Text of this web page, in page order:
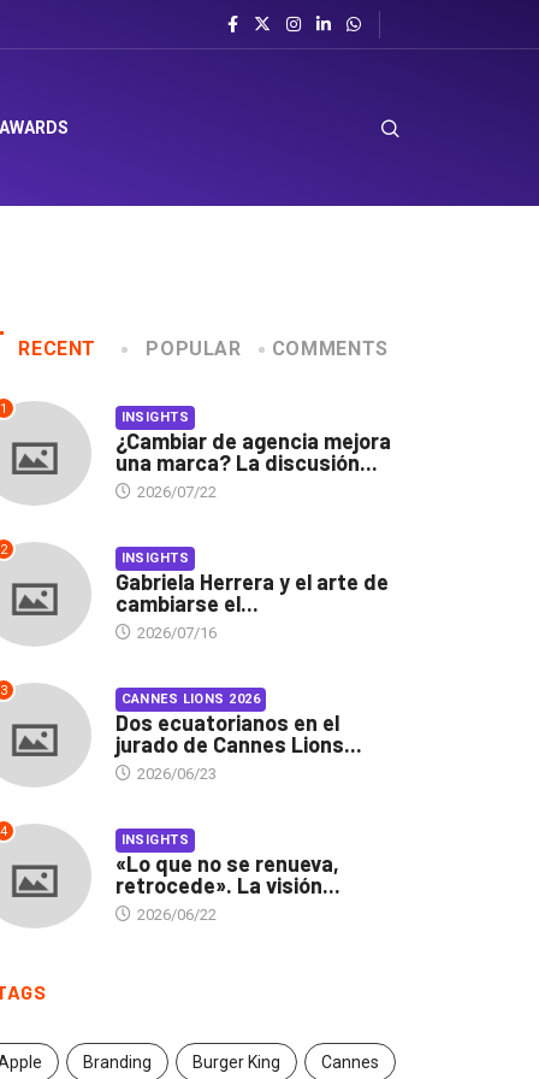
INSIGHTS CANNES LIONS 2026
RECENT POPULAR COMMENTS
1 INSIGHTS
¿Cambiar de agencia mejora
una marca? La discusión...
2026/07/22
2 INSIGHTS
Gabriela Herrera y el arte de
cambiarse el...
2026/07/16
3 CANNES LIONS 2026
Dos ecuatorianos en el
jurado de Cannes Lions...
2026/06/23
4 INSIGHTS
«Lo que no se renueva,
retrocede». La visión...
2026/06/22
Branding Burger King Cannes